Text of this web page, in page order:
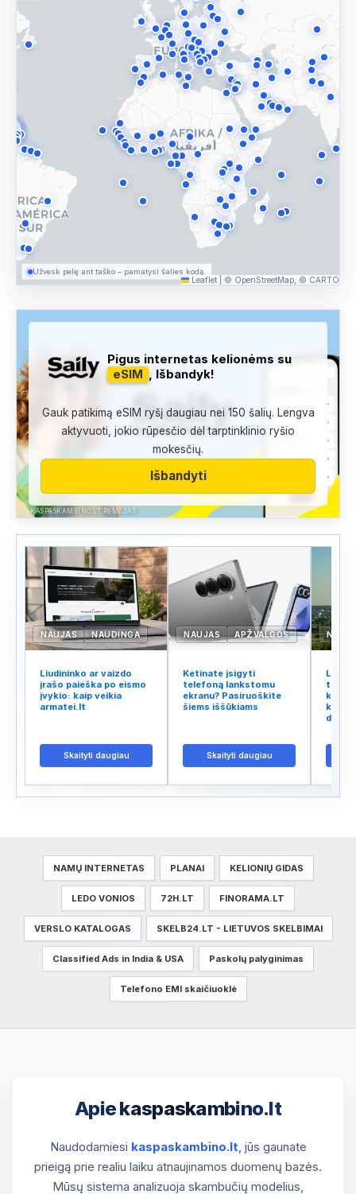
Leaflet © OpenStreetMap, © CARTO
Užvesk pelę ant taško – pamatysi šalies kodą.
KASPASKAMBINO.LT RĖMĖJAS
Pigus internetas kelionėms su
eSIM , Išbandyk!
Gauk patikimą eSIM ryšį daugiau nei 150 šalių. Lengva
aktyvuoti, jokio rūpesčio dėl tarptinklinio ryšio
mokesčių.
Išbandyti
NAUJAS NAUDINGA
Liudininko ar vaizdo
įrašo paieška po eismo
įvykio: kaip veikia
armatei.lt
Skaityti daugiau
NAUJAS APŽVALGOS
Ketinate įsigyti
telefoną lankstomu
ekranu? Pasiruoškite
šiems iššūkiams
Skaityti daugiau
tinklo
kodėl
kalba
NAMŲ INTERNETAS PLANAI KELIONIŲ GIDAS
LEDO VONIOS 72H.LT FINORAMA.LT
VERSLO KATALOGAS SKELB24.LT - LIETUVOS SKELBIMAI
Classified Ads in India & USA Paskolų palyginimas
Telefono EMI skaičiuoklė
Apie kaspaskambino.lt
Naudodamiesi kaspaskambino.lt, jūs gaunate
prieigą prie realiu laiku atnaujinamos duomenų bazės.
Mūsų sistema analizuoja skambučių modelius,